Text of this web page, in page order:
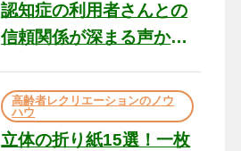
認知症の利用者さんとの
信頼関係が深まる声かけ
の現場から（22）
高齢者レクリエーションのノウ
ハウ
立体の折り紙15選！一枚